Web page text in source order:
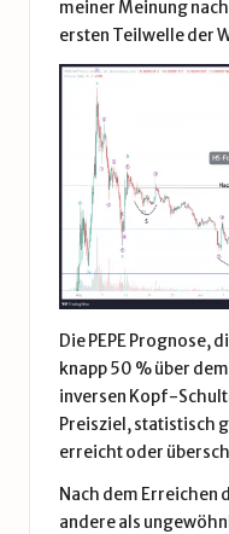
meiner Meinung
ersten Teilwelle der
Die PEPE Prognose,
knapp 50 % über
inversen Kopf-
Preisziel, statistisch
erreicht oder
Nach dem Erreichen
andere als